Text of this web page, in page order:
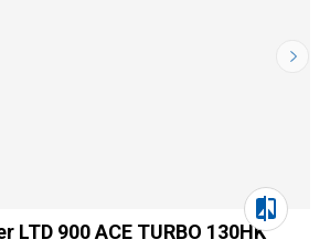
LTD 900 ACE TURBO 130HK